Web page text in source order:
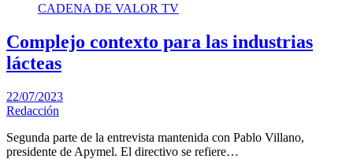
CADENA DE VALOR TV
Complejo contexto para las industrias
lácteas
22/07/2023
Redacción
Segunda parte de la entrevista mantenida con Pablo Villano,
presidente de Apymel. El directivo se refiere…